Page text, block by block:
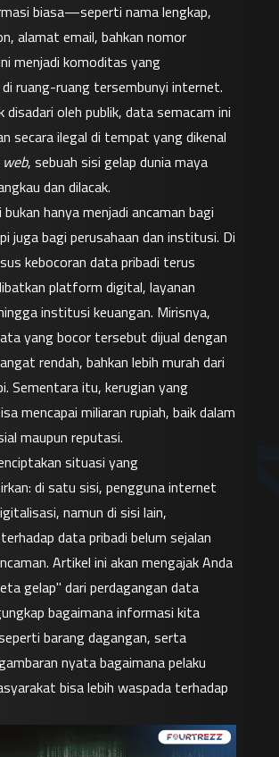
biasa—seperti nama lengkap,
alamat email, bahkan nomor
menjadi komoditas yang
ruang-ruang tersembunyi internet.
disadari oleh publik, data semacam ini
secara ilegal di tempat yang dikenal
, sebuah sisi gelap dunia maya
dan dilacak.
hanya menjadi ancaman bagi
juga bagi perusahaan dan institusi. Di
kebocoran data pribadi terus
platform digital, layanan
institusi keuangan. Mirisnya,
yang bocor tersebut dijual dengan
rendah, bahkan lebih murah dari
Sementara itu, kerugian yang
mencapai miliaran rupiah, baik dalam
maupun reputasi.
situasi yang
di satu sisi, pengguna internet
namun di sisi lain,
data pribadi belum sejalan
Artikel ini akan mengajak Anda
gelap" dari perdagangan data
bagaimana informasi kita
barang dagangan, serta
nyata bagaimana pelaku
bisa lebih waspada terhadap